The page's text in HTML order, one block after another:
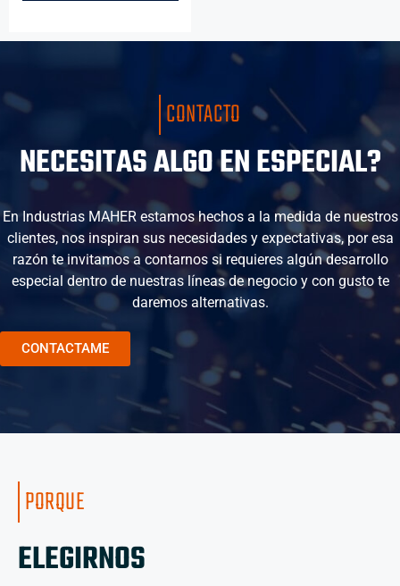
CONTACTO
NECESITAS ALGO EN ESPECIAL?
En Industrias MAHER estamos hechos a la medida de nuestros
clientes, nos inspiran sus necesidades y expectativas, por esa
razón te invitamos a contarnos si requieres algún desarrollo
especial dentro de nuestras líneas de negocio y con gusto te
daremos alternativas.
CONTACTAME
PORQUE
ELEGIRNOS